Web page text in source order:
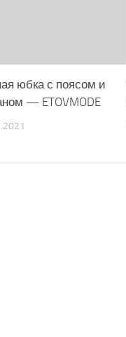
юбка с поясом и
— ETOVMODE